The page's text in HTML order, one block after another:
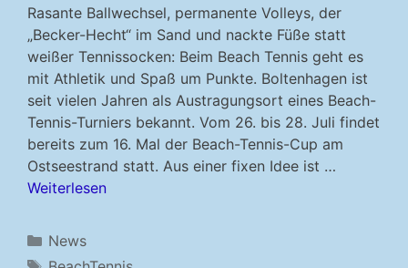
Rasante Ballwechsel, permanente Volleys, der
„Becker-Hecht“ im Sand und nackte Füße statt
weißer Tennissocken: Beim Beach Tennis geht es
mit Athletik und Spaß um Punkte. Boltenhagen ist
seit vielen Jahren als Austragungsort eines Beach-
Tennis-Turniers bekannt. Vom 26. bis 28. Juli findet
bereits zum 16. Mal der Beach-Tennis-Cup am
Ostseestrand statt. Aus einer fixen Idee ist …
Weiterlesen
Kategorien
News
Schlagwörter